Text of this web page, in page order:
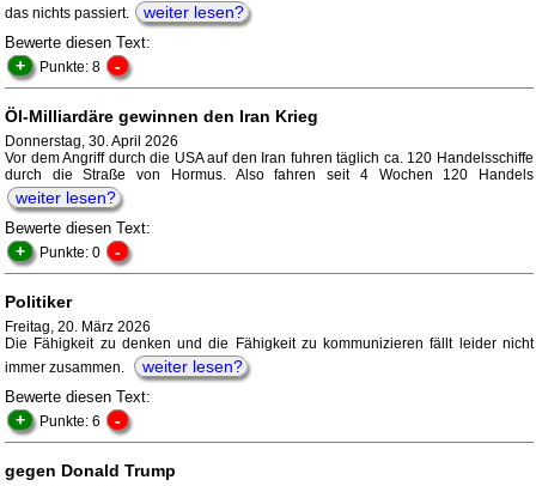
das nichts passiert.
weiter lesen?
Bewerte diesen Text:
+ Punkte: 8 -
Öl-Milliardäre gewinnen den Iran Krieg
Donnerstag, 30. April 2026
Vor dem Angriff durch die USA auf den Iran fuhren täglich ca. 120 Handelsschiffe
durch die Straße von Hormus. Also fahren seit 4 Wochen 120 Handels
weiter lesen?
Bewerte diesen Text:
+ Punkte: 0 -
Politiker
Freitag, 20. März 2026
Die Fähigkeit zu denken und die Fähigkeit zu kommunizieren fällt leider nicht
immer zusammen.
weiter lesen?
Bewerte diesen Text:
+ Punkte: 6 -
gegen Donald Trump